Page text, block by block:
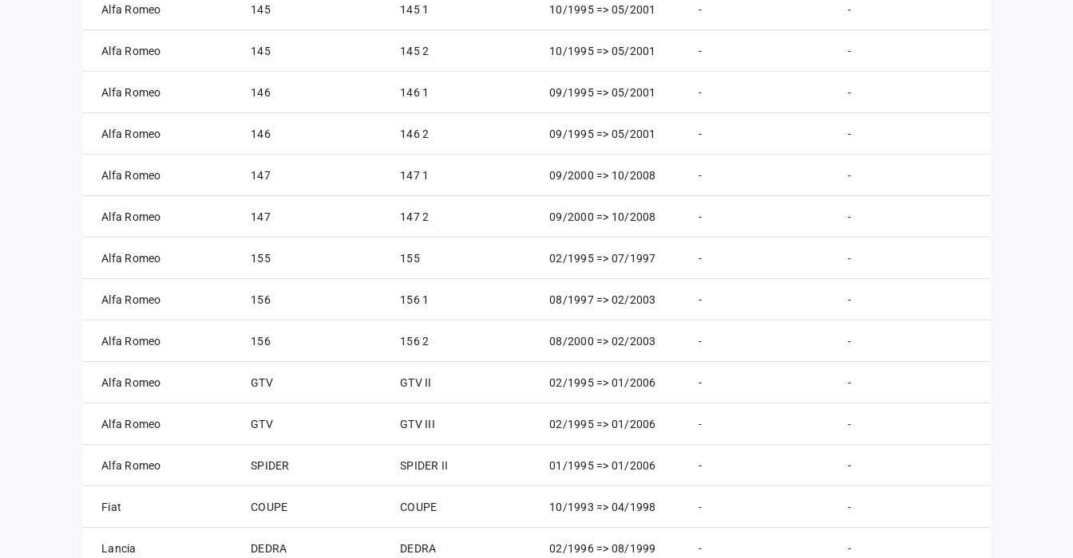
Alfa Romeo 145 145 1 10/1995 => 05/2001 - -
Alfa Romeo 145 145 2 10/1995 => 05/2001 - -
Alfa Romeo 146 146 1 09/1995 => 05/2001 - -
Alfa Romeo 146 146 2 09/1995 => 05/2001 - -
Alfa Romeo 147 147 1 09/2000 => 10/2008 - -
Alfa Romeo 147 147 2 09/2000 => 10/2008 - -
Alfa Romeo 155 155 02/1995 => 07/1997 - -
Alfa Romeo 156 156 1 08/1997 => 02/2003 - -
Alfa Romeo 156 156 2 08/2000 => 02/2003 - -
Alfa Romeo GTV GTV II 02/1995 => 01/2006 - -
Alfa Romeo GTV GTV III 02/1995 => 01/2006 - -
Alfa Romeo SPIDER SPIDER II 01/1995 => 01/2006 - -
Fiat COUPE COUPE 10/1993 => 04/1998 - -
Lancia DEDRA DEDRA 02/1996 => 08/1999 - -